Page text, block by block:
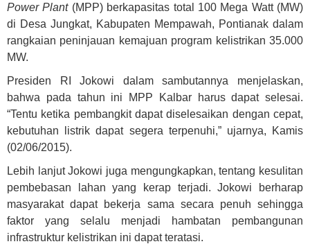
Power Plant(MPP) berkapasitas total 100 Mega Watt (MW)
di Desa Jungkat, Kabupaten Mempawah, Pontianak dalam
rangkaian peninjauan kemajuan program kelistrikan 35.000
MW.
Presiden RI Jokowi dalam sambutannya menjelaskan,
bahwa pada tahun ini MPP Kalbar harus dapat selesai.
“Tentu ketika pembangkit dapat diselesaikan dengan cepat,
kebutuhan listrik dapat segera terpenuhi,” ujarnya, Kamis
(02/06/2015).
Lebih lanjut Jokowi juga mengungkapkan, tentang kesulitan
pembebasan lahan yang kerap terjadi. Jokowi berharap
masyarakat dapat bekerja sama secara penuh sehingga
faktor yang selalu menjadi hambatan pembangunan
infrastruktur kelistrikan ini dapat teratasi.